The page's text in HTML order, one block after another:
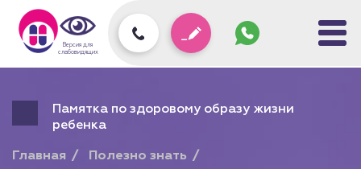
Версия для
слабовидящих
Памятка по здоровому образу жизни
ребенка
Главная
Полезно знать